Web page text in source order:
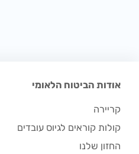
אודות הביטוח הלאומי
קריירה
קולות קוראים לגיוס עובדים
החזון שלנו